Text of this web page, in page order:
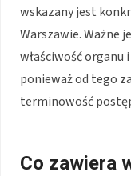
wskazany jest
Warszawie. Ważne
właściwość organu
ponieważ od tego
terminowość
Co zawiera